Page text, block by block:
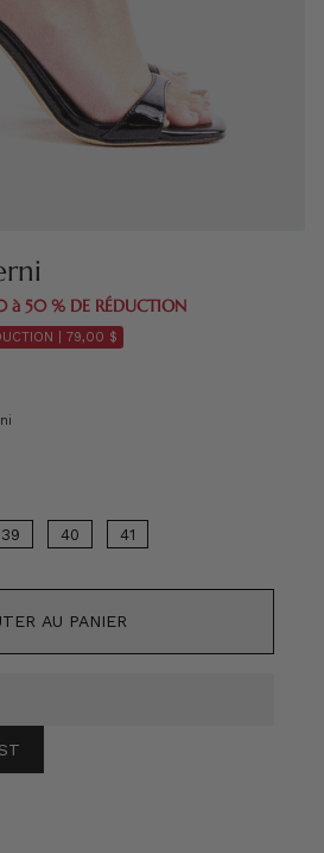
à 50 % DE RÉDUCTION
| 79,00 $
39 40 41
AU PANIER